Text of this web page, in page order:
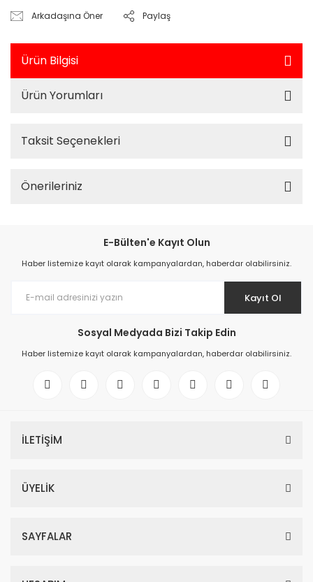
Arkadaşına Öner Paylaş
Ürün Bilgisi
Ürün Yorumları
Taksit Seçenekleri
Önerileriniz
E-Bülten'e Kayıt Olun
Haber listemize kayıt olarak kampanyalardan, haberdar olabilirsiniz.
Kayıt Ol
Sosyal Medyada Bizi Takip Edin
Haber listemize kayıt olarak kampanyalardan, haberdar olabilirsiniz.
İLETİŞİM
ÜYELİK
SAYFALAR